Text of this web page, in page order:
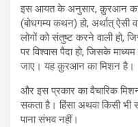
इस आयत के अनुसार, क़ुरआन का
(बोधगम्य कथन) हो, अर्थात् ऐसी
लोगों को संतुष्ट करने वाली हो,
पर विश्वास पैदा हो, जिसके
जाए। यह क़ुरआन का मिशन है।
और इस प्रकार का वैचारिक
सकता है। हिंसा अथवा किसी भी
पाना संभव नहीं।